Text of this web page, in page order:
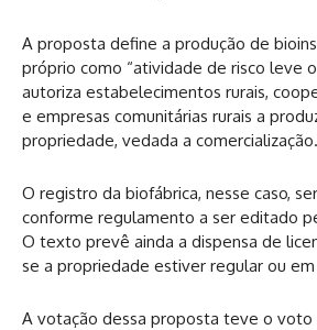
A proposta define a produção de
próprio como “atividade de risco leve
autoriza estabelecimentos rurais,
e empresas comunitárias rurais a
propriedade, vedada a comercialização.
O registro da biofábrica, nesse caso,
conforme regulamento a ser editado
O texto prevê ainda a dispensa de
se a propriedade estiver regular ou em
A votação dessa proposta teve o voto